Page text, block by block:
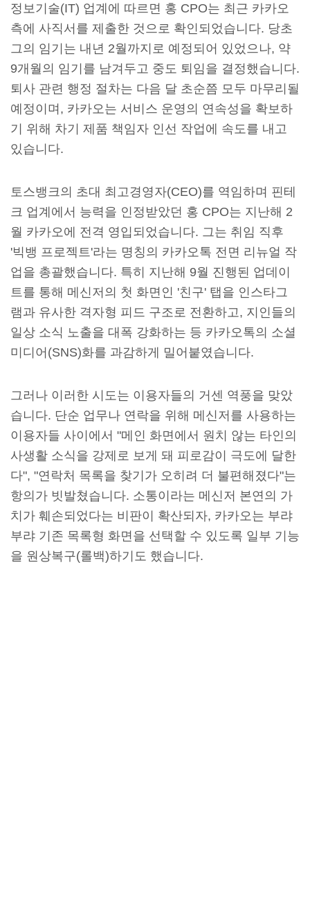
정보기술(IT) 업계에 따르면 홍 CPO는 최근 카카오
측에 사직서를 제출한 것으로 확인되었습니다. 당초
그의 임기는 내년 2월까지로 예정되어 있었으나, 약
9개월의 임기를 남겨두고 중도 퇴임을 결정했습니다.
퇴사 관련 행정 절차는 다음 달 초순쯤 모두 마무리될
예정이며, 카카오는 서비스 운영의 연속성을 확보하
기 위해 차기 제품 책임자 인선 작업에 속도를 내고
있습니다.
토스뱅크의 초대 최고경영자(CEO)를 역임하며 핀테
크 업계에서 능력을 인정받았던 홍 CPO는 지난해 2
월 카카오에 전격 영입되었습니다. 그는 취임 직후
'빅뱅 프로젝트'라는 명칭의 카카오톡 전면 리뉴얼 작
업을 총괄했습니다. 특히 지난해 9월 진행된 업데이
트를 통해 메신저의 첫 화면인 '친구' 탭을 인스타그
램과 유사한 격자형 피드 구조로 전환하고, 지인들의
일상 소식 노출을 대폭 강화하는 등 카카오톡의 소셜
미디어(SNS)화를 과감하게 밀어붙였습니다.
그러나 이러한 시도는 이용자들의 거센 역풍을 맞았
습니다. 단순 업무나 연락을 위해 메신저를 사용하는
이용자들 사이에서 "메인 화면에서 원치 않는 타인의
사생활 소식을 강제로 보게 돼 피로감이 극도에 달한
다", "연락처 목록을 찾기가 오히려 더 불편해졌다"는
항의가 빗발쳤습니다. 소통이라는 메신저 본연의 가
치가 훼손되었다는 비판이 확산되자, 카카오는 부랴
부랴 기존 목록형 화면을 선택할 수 있도록 일부 기능
을 원상복구(롤백)하기도 했습니다.